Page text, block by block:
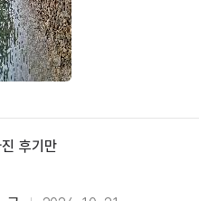
후기만